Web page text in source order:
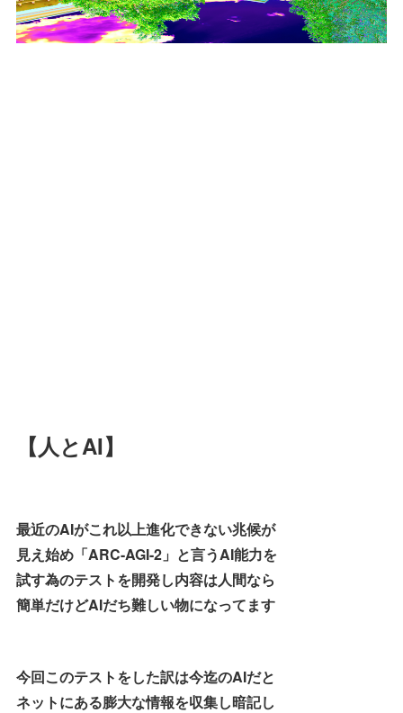
【人とAI】
最近のAIがこれ以上進化できない兆候が
見え始め「ARC-AGI-2」と言うAI能力を
試す為のテストを開発し内容は人間なら
簡単だけどAIだち難しい物になってます
今回このテストをした訳は今迄のAIだと
ネットにある膨大な情報を収集し暗記し